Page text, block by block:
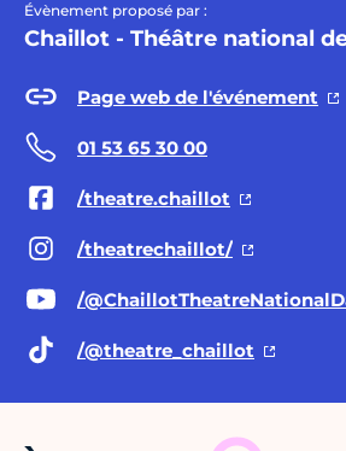
Évènement proposé par :
Chaillot - Théâtre national
Page web de l'événement
01 53 65 30 00
/theatre.chaillot
/theatrechaillot/
/
/@theatre _chaillot